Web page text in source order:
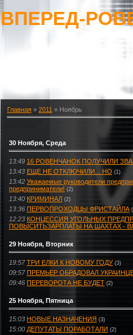
ВПЕРЕД-
Главная » 2011 » Ноябрь
30 Ноября, Среда
13:49 16 РОВЕНЧАНОК ПОЛУЧИЛИ
13:43 ЕЩЕ НЕ ОТКЛЮЧИЛИ... НО (1)
13:42 Уважаемые руководители
предприниматели! (2)
13:40 КРИМИНАЛ (2)
13:36 ПЕРВОПРОХОДЦЫ ФРИСТАЙЛА
12:23 КОНЦЕССИЯ УГОЛЬНЫХ
ПОВЫСИТЬЗАРПЛАТЫ НА ШАХТАХ -
29 Ноября, Вторник
19:57 ТРИ ЕЛКИ К НОВОМУ ГОДУ (3)
09:57 ПРЕМЬЕР ОБРАДОВАЛ
09:46 ПЕРЕВОРОТА НЕ БУДЕТ (2)
25 Ноября, Пятница
15:03 НОВЫЕ НАЗНАЧЕНИЯ (3)
15:00 ДЕПУТАТЫ ПОРАБОТАЛИ (2)